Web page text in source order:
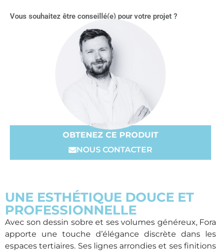
Vous souhaitez être conseillé(e) pour votre projet ?
OBTENEZ CE PRODUIT
NOUS CONTACTER
UNE ESTHÉTIQUE DOUCE ET
PROFESSIONNELLE
Avec son dessin sobre et ses volumes généreux, Fora
apporte une touche d’élégance discrète dans les
espaces tertiaires. Ses lignes arrondies et ses finitions